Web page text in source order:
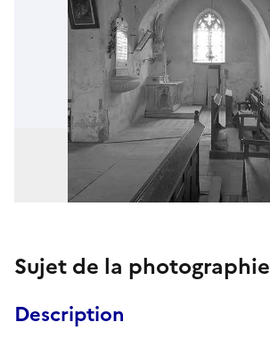
Sujet de la photographie
Description